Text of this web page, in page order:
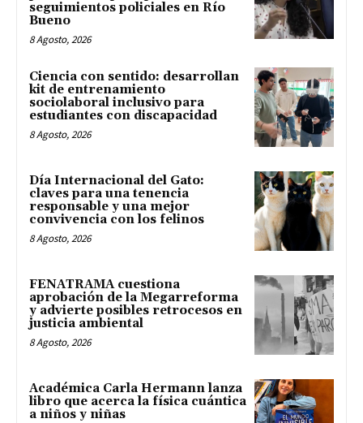
seguimientos policiales en Río
Bueno
8 Agosto, 2026
Ciencia con sentido: desarrollan
kit de entrenamiento
sociolaboral inclusivo para
estudiantes con discapacidad
8 Agosto, 2026
Día Internacional del Gato:
claves para una tenencia
responsable y una mejor
convivencia con los felinos
8 Agosto, 2026
FENATRAMA cuestiona
aprobación de la Megarreforma
y advierte posibles retrocesos en
justicia ambiental
8 Agosto, 2026
Académica Carla Hermann lanza
libro que acerca la física cuántica
a niños y niñas